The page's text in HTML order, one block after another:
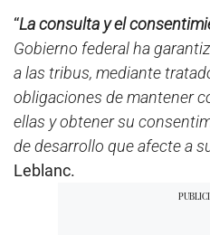
“La consulta y el
Gobierno federal ha
a las tribus, mediante
obligaciones de mantener
ellas y obtener su
de desarrollo que afecte a
Leblanc.